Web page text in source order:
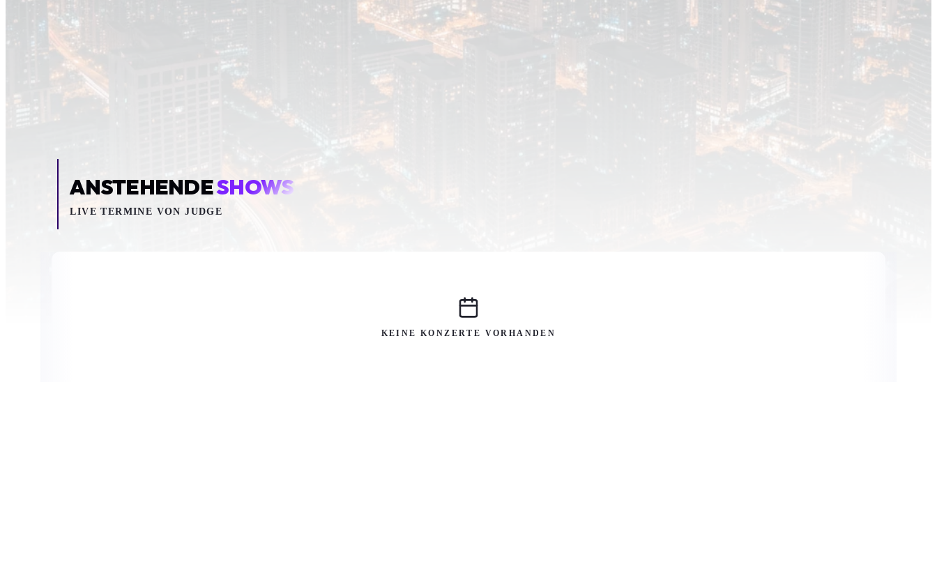
Um YouTube-Inhalte und Thumbnails anzuzeigen, benötigen wir
deine Zustimmung zu Medien-Cookies.
COOKIE-EINSTELLUNGEN ÖFFNEN
Inhalt blockiert
Um YouTube-Inhalte und Thumbnails anzuzeigen, benötigen wir
deine Zustimmung zu Medien-Cookies.
COOKIE-EINSTELLUNGEN ÖFFNEN
ANSTEHENDESHOWS
LIVE TERMINE VON JUDGE
KEINE KONZERTE VORHANDEN